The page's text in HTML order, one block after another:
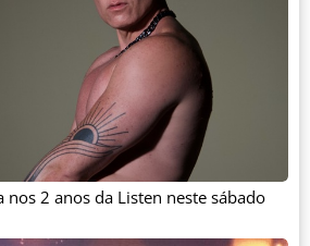
nos 2 anos da Listen neste sábado